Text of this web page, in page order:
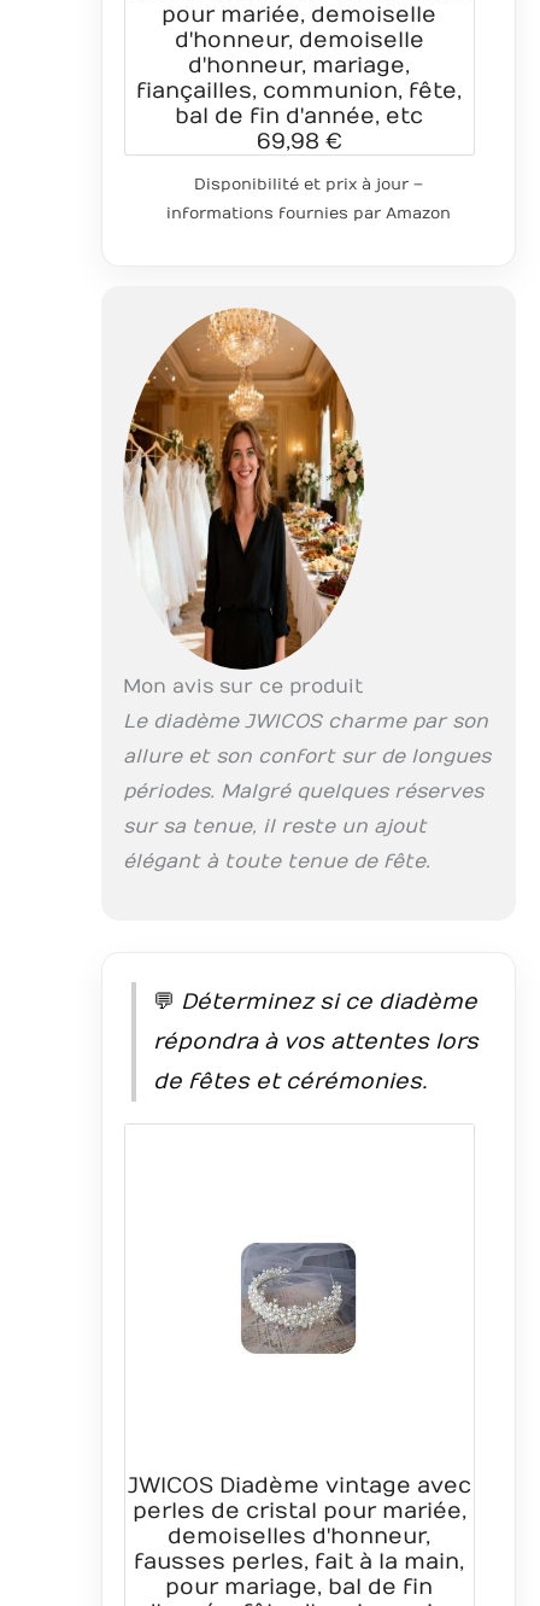
pour mariée, demoiselle
d'honneur, demoiselle
d'honneur, mariage,
fiançailles, communion, fête,
bal de fin d'année, etc
69,98 €
Disponibilité et prix à jour –
informations fournies par Amazon
Mon avis sur ce produit
Le diadème JWICOS charme par son
allure et son confort sur de longues
périodes. Malgré quelques réserves
sur sa tenue, il reste un ajout
élégant à toute tenue de fête.
💬 Déterminez si ce diadème
répondra à vos attentes lors
de fêtes et cérémonies.
JWICOS Diadème vintage avec
perles de cristal pour mariée,
demoiselles d'honneur,
fausses perles, fait à la main,
pour mariage, bal de fin